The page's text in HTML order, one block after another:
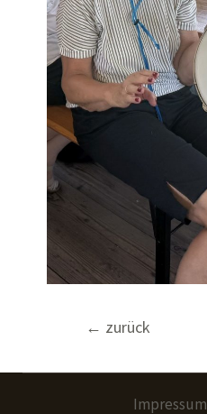
Beitragsnavigation
← zurück
Impressum